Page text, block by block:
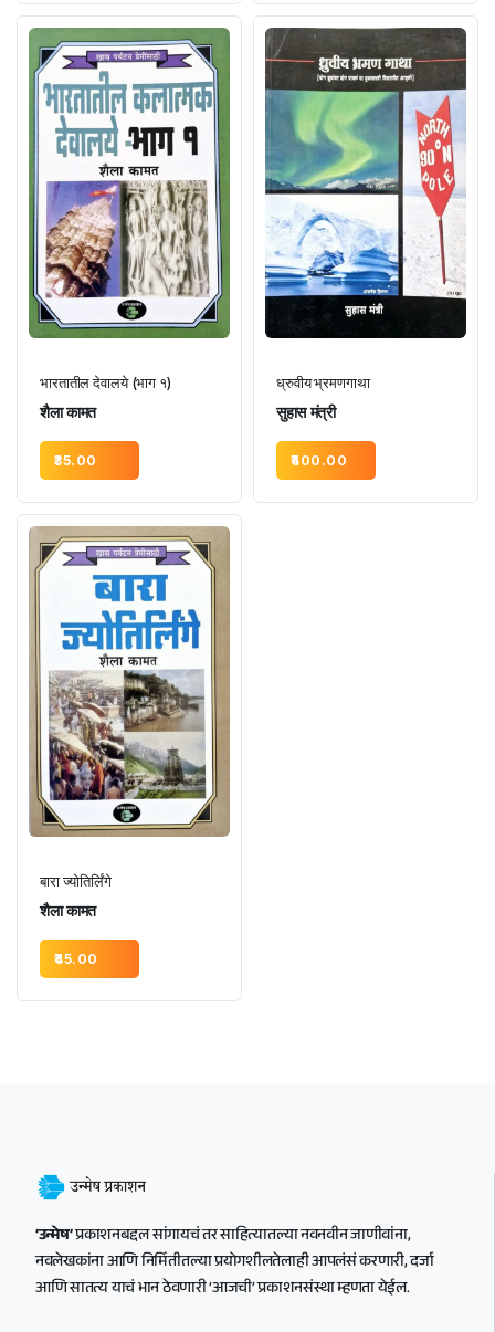
भारतातील देवालये (भाग १)
शैला कामत
35.00
ध्रुवीय भ्रमणगाथा
सुहास मंत्री
400.00
बारा ज्योतिर्लिंगे
शैला कामत
45.00
‘उन्मेष’प्रकाशनबद्दल सांगायचं तर साहित्यातल्या नवनवीन जाणीवांना,
नवलेखकांना आणि निर्मितीतल्या प्रयोगशीलतेलाही आपलंसं करणारी, दर्जा
आणि सातत्य याचं भान ठेवणारी ‘आजची’ प्रकाशनसंस्था म्हणता येईल.